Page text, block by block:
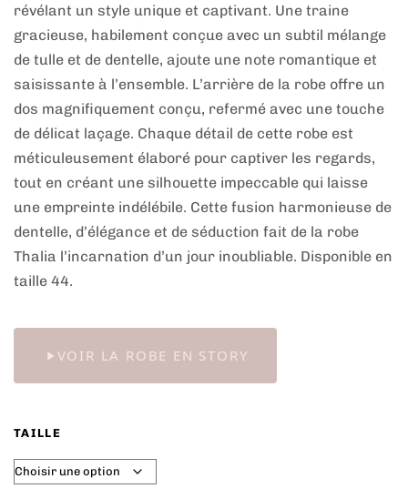
révélant un style unique et captivant. Une traine
gracieuse, habilement conçue avec un subtil mélange
de tulle et de dentelle, ajoute une note romantique et
saisissante à l’ensemble. L’arrière de la robe offre un
dos magnifiquement conçu, refermé avec une touche
de délicat laçage. Chaque détail de cette robe est
méticuleusement élaboré pour captiver les regards,
tout en créant une silhouette impeccable qui laisse
une empreinte indélébile. Cette fusion harmonieuse de
dentelle, d’élégance et de séduction fait de la robe
Thalia l’incarnation d’un jour inoubliable. Disponible en
taille 44.
VOIR LA ROBE EN STORY
TAILLE